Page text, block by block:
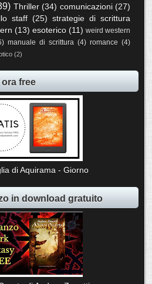
Thriller (34) comunicazioni (27)
staff (25) strategie di scrittura
(13) esoterico (11) weird western
manuale di scrittura (4) romance (4)
(2)
free
di Aquirama - Giorno
in download gratuito